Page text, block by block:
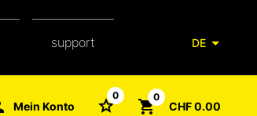
support
verpackungsglossar
DE
Mein Konto
0 0
CHF 0.00